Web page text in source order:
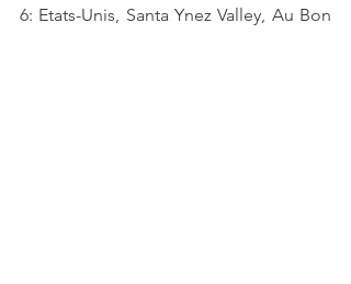
6: Etats-Unis, Santa Ynez Valley, Au Bon